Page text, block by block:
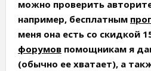
можно проверить
например, бесплатным
меня она есть со скидкой
форумовпомощникам я
(обычно ее хватает), а